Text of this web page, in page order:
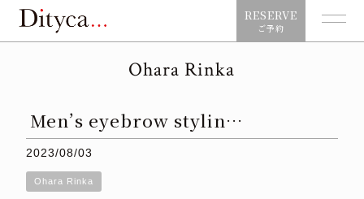
RESERVE
ご予約
Ohara Rinka
Men’s eyebrow stylin…
2023/08/03
Ohara Rinka